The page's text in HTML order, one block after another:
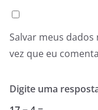
Salvar meus
vez que eu
Digite uma